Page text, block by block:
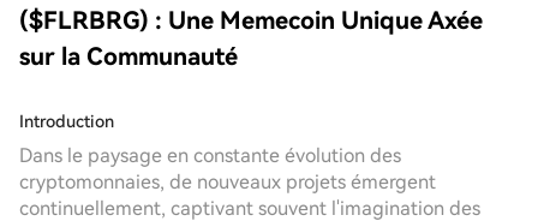
($FLRBRG) : Une Memecoin Unique Axée
sur la Communauté
Introduction
Dans le paysage en constante évolution des
cryptomonnaies, de nouveaux projets émergent
continuellement, captivant souvent l'imagination des